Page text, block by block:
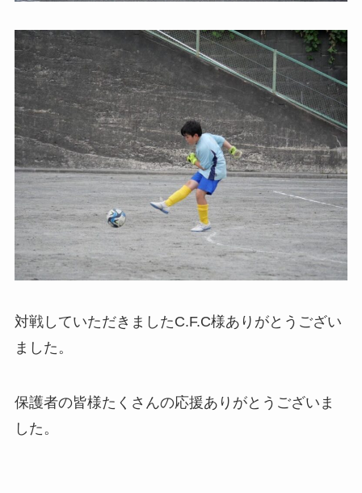
対戦していただきましたC.F.C様ありがとうござい
ました。
保護者の皆様たくさんの応援ありがとうございま
した。